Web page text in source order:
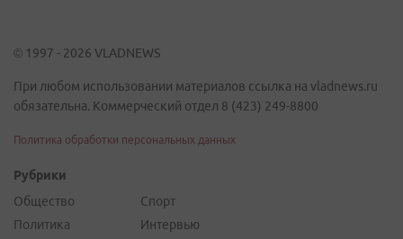
© 1997 - 2026 VLADNEWS
При любом использовании материалов ссылка на vladnews.ru
обязательна. Коммерческий отдел 8 (423) 249-8800
Политика обработки персональных данных
Рубрики
Общество
Политика
Спорт
Интервью